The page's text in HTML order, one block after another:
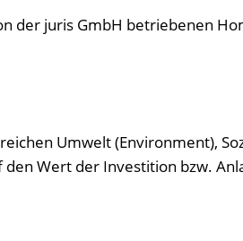
der juris GmbH betriebenen
Umwelt (Environment),
Wert der Investition bzw.